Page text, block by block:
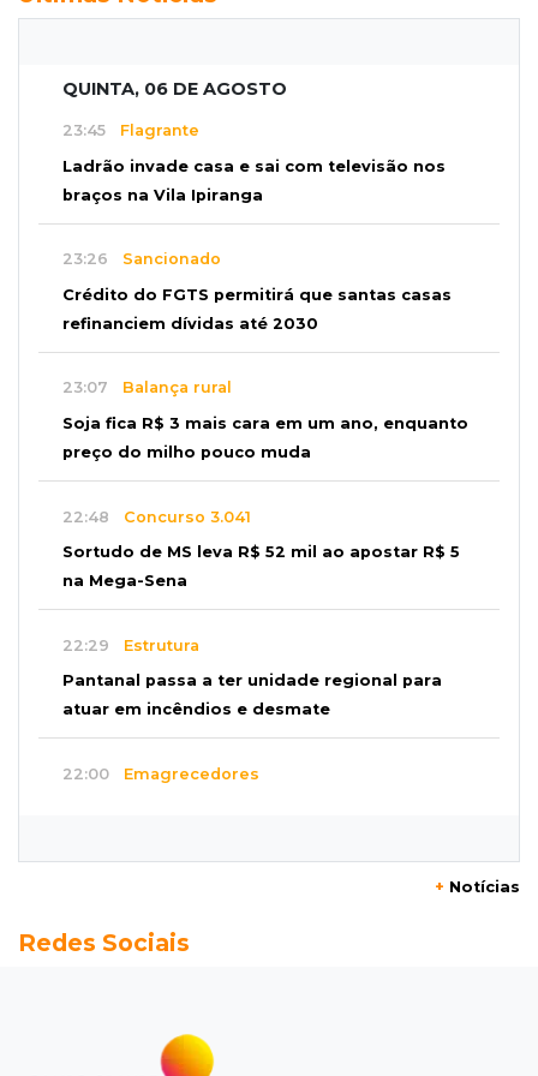
QUINTA, 06 DE AGOSTO
23:45 Flagrante
Ladrão invade casa e sai com televisão nos
braços na Vila Ipiranga
23:26 Sancionado
Crédito do FGTS permitirá que santas casas
refinanciem dívidas até 2030
23:07 Balança rural
Soja fica R$ 3 mais cara em um ano, enquanto
preço do milho pouco muda
22:48 Concurso 3.041
Sortudo de MS leva R$ 52 mil ao apostar R$ 5
na Mega-Sena
22:29 Estrutura
Pantanal passa a ter unidade regional para
atuar em incêndios e desmate
22:00 Emagrecedores
Granizo danifica telhados e plantações
Agregado
Inter perde para o Corinthians mas avança às
+ Notícias
Redes Sociais